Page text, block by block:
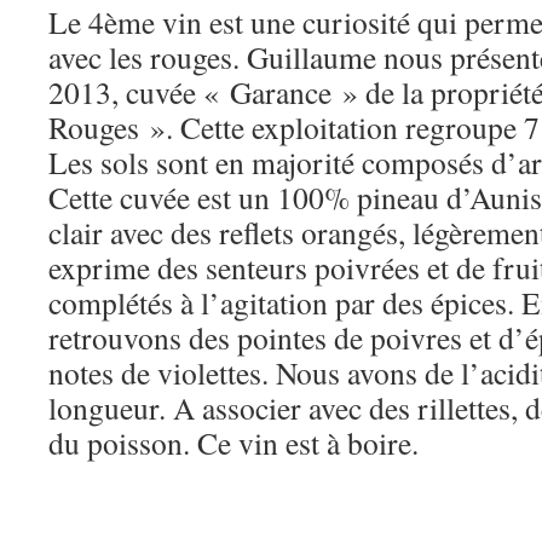
Le 4ème vin est une curiosité qui
avec les rouges. Guillaume nous
2013, cuvée « Garance » de la
Rouges ». Cette exploitation regroupe
Les sols sont en majorité composés
Cette cuvée est un 100% pineau
clair avec des reflets orangés,
exprime des senteurs poivrées et de
complétés à l’agitation par des épices.
retrouvons des pointes de poivres et
notes de violettes. Nous avons de
longueur. A associer avec des rillettes,
du poisson. Ce vin est à boire.